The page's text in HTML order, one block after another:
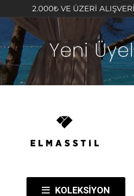
VE ÜZERİ ALIŞVERİŞLERDE
KOLEKSİYON